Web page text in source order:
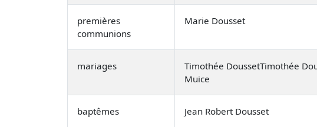
premières
communions
Marie Dousset
mariages
Timothée DoussetTimothée
Muice
baptêmes Jean Robert Dousset